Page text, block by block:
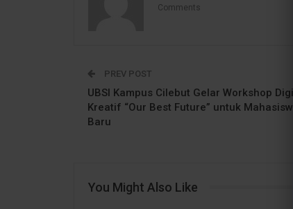
Comments
PREV POST
UBSI Kampus Cilebut Gelar Workshop
Kreatif “Our Best Future” untuk Mahasiswa
Baru
You Might Also Like